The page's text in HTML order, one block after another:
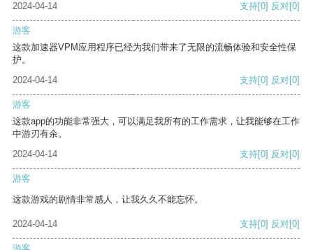
2024-04-14 支持[0] 反对[0]
游客
这款加速器VPM应用程序已经为我们带来了无限的流畅体验和安全性保
护。
2024-04-14
支持[0] 反对[0]
游客
这款app的功能非常强大，可以满足我所有的工作需求，让我能够在工作
中游刃有余。
2024-04-14
支持[0] 反对[0]
游客
这款游戏的剧情非常感人，让我久久不能忘怀。
2024-04-14 支持[0] 反对[0]